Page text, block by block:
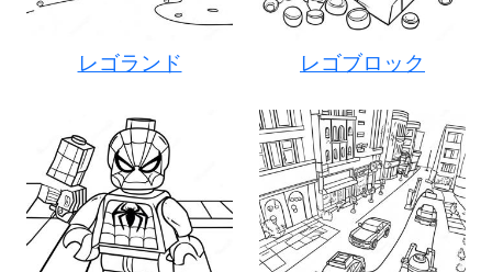
レゴランド レゴブロック